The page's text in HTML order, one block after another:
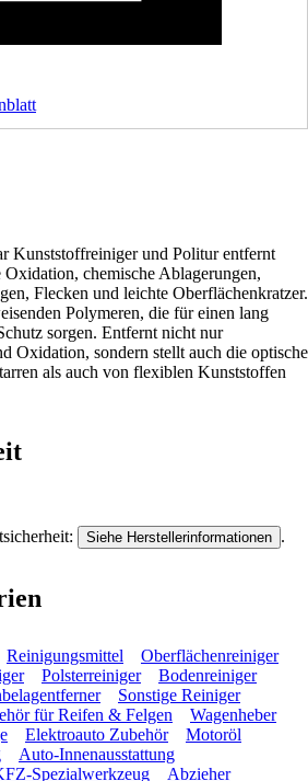
und Politur entfernt
chemische Ablagerungen,
Flecken und leichte Oberflächenkratzer.
Polymeren, die für einen lang
sorgen. Entfernt nicht nur
Oxidation, sondern stellt auch die optische
als auch von flexiblen Kunststoffen
Siehe Herstellerinformationen .
Reinigungsmittel
Oberflächenreiniger
Polsterreiniger
Bodenreiniger
Sonstige Reiniger
für Reifen & Felgen
Wagenheber
Elektroauto Zubehör
Motoröl
Auto-Innenausstattung
Spezialwerkzeug
Abzieher